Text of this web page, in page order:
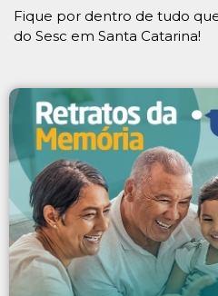
Fique por dentro de tudo
do Sesc em Santa Catarina!